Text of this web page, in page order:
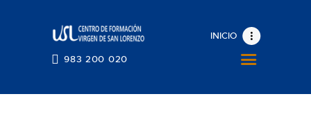
983 200 020
INICIO
INICIO